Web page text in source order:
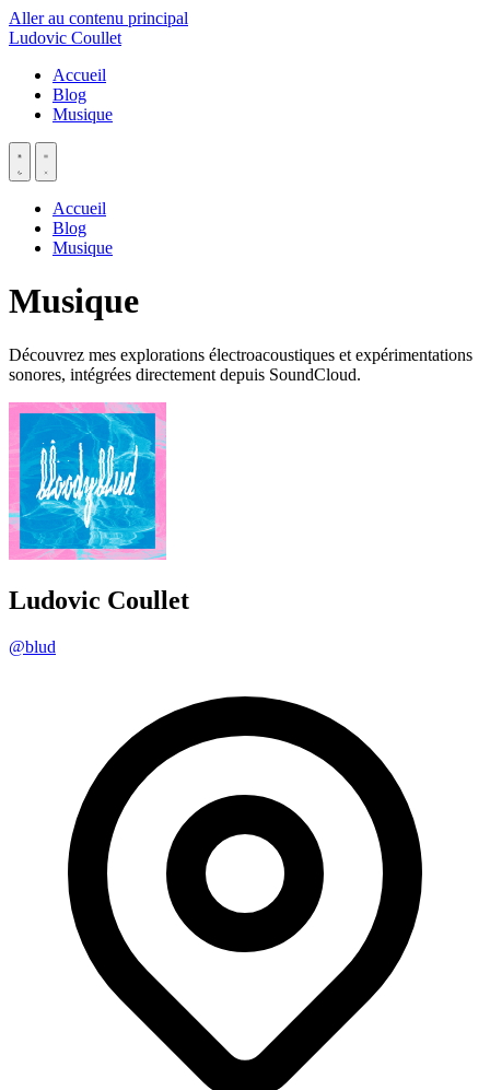
Aller au contenu principal
Ludovic Coullet
Accueil
Blog
Musique
Accueil
Blog
Musique
Musique
Découvrez mes explorations électroacoustiques et expérimentations
sonores, intégrées directement depuis SoundCloud.
Ludovic Coullet
@blud